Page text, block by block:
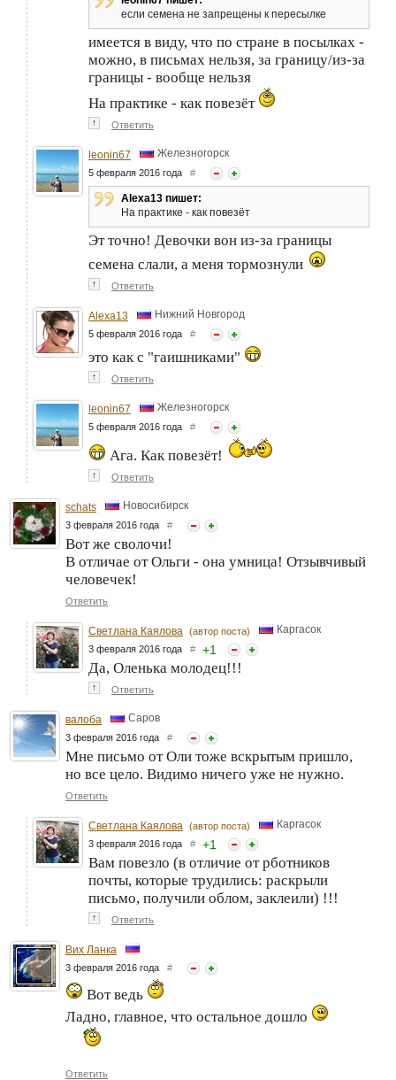
если семена не запрещены к пересылке
имеется в виду, что по стране в посылках -
можно, в письмах нельзя, за границу/из-за
границы - вообще нельзя
На практике - как повезёт
↑ Ответить
leonin67 Железногорск
5 февраля 2016 года #
Alexa13 пишет:
На практике - как повезёт
Эт точно! Девочки вон из-за границы
семена слали, а меня тормознули
↑ Ответить
Alexa13 Нижний Новгород
5 февраля 2016 года #
это как с "гаишниками"
↑ Ответить
leonin67 Железногорск
5 февраля 2016 года #
Ага. Как повезёт!
↑ Ответить
schats Новосибирск
3 февраля 2016 года #
Вот же сволочи!
В отличае от Ольги - она умница! Отзывчивый
человечек!
Ответить
Светлана Каялова (автор поста) Каргасок
3 февраля 2016 года # +1
Да, Оленька молодец!!!
↑ Ответить
валоба Саров
3 февраля 2016 года #
Мне письмо от Оли тоже вскрытым пришло,
но все цело. Видимо ничего уже не нужно.
Ответить
Светлана Каялова (автор поста) Каргасок
3 февраля 2016 года # +1
Вам повезло (в отличие от рботников
почты, которые трудились: раскрыли
письмо, получили облом, заклеили) !!!
↑ Ответить
Вих Ланка
3 февраля 2016 года #
Вот ведь
Ладно, главное, что остальное дошло
Ответить